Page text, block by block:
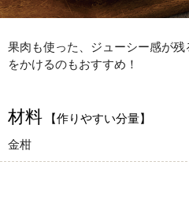
果肉も使った、ジューシー感が
をかけるのもおすすめ！
材料
【作りやすい分量】
金柑